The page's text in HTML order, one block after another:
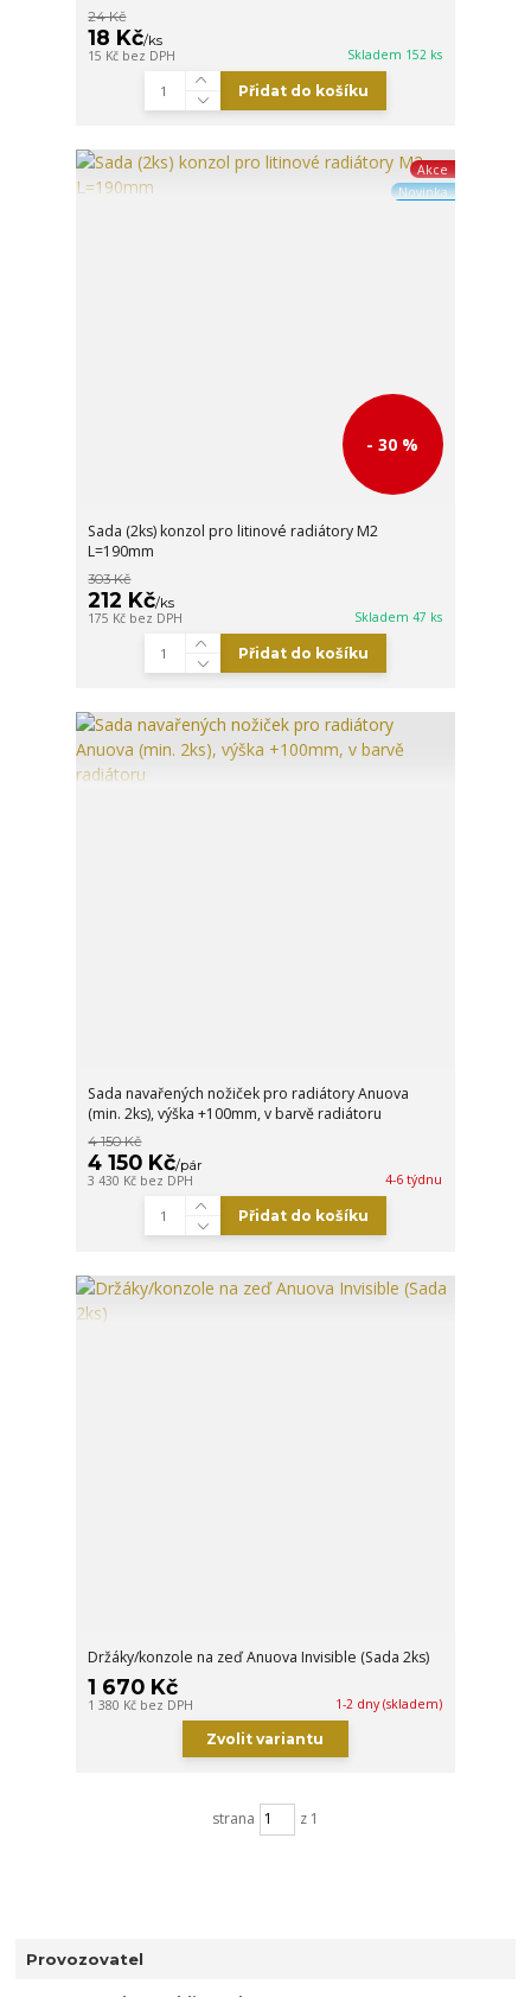
24 Kč
18 Kč/ks
15 Kč bez DPH Skladem 152 ks
Přidat do košíku
Akce
Novinka
- 30 %
Sada (2ks) konzol pro litinové radiátory M2
L=190mm
303 Kč
212 Kč/ks
175 Kč bez DPH Skladem 47 ks
Přidat do košíku
Sada navařených nožiček pro radiátory Anuova
(min. 2ks), výška +100mm, v barvě radiátoru
4 150 Kč
4 150 Kč/pár
3 430 Kč bez DPH 4-6 týdnu
Přidat do košíku
Držáky/konzole na zeď Anuova Invisible (Sada 2ks)
1 670 Kč
1 380 Kč bez DPH 1-2 dny (skladem)
Zvolit variantu
strana z 1
Provozovatel